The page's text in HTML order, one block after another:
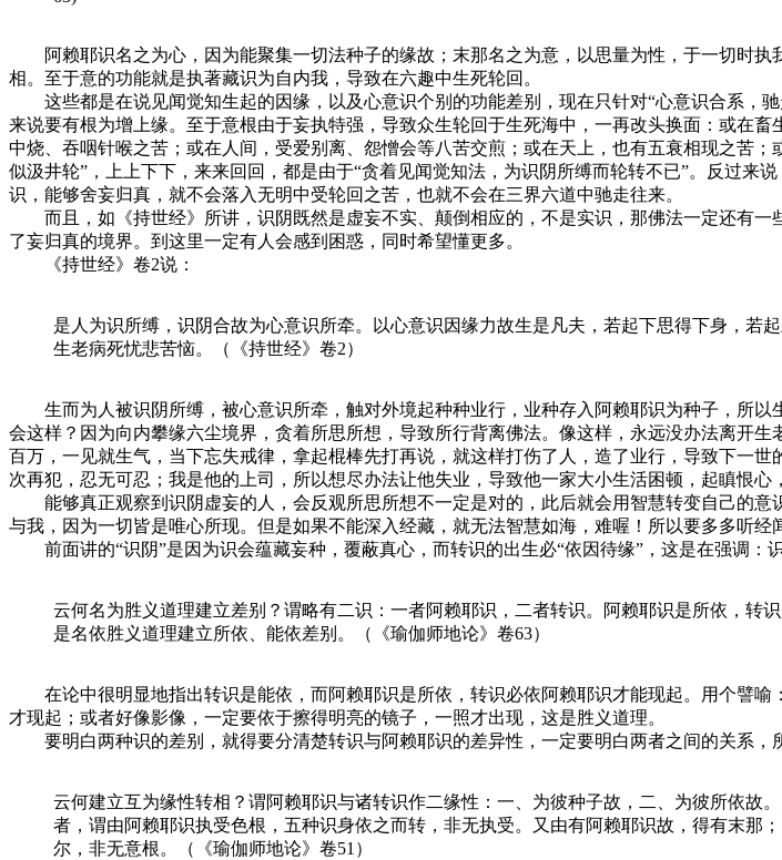
阿赖耶识名之为心，因为能聚集一切法种子的缘故；末那名之为意，以思量为性，于一切时执
相。至于意的功能就是执著藏识为自内我，导致在六趣中生死轮回。
这些都是在说见闻觉知生起的因缘，以及心意识个别的功能差别，现在只针对“心意识合系，
来说要有根为增上缘。至于意根由于妄执特强，导致众生轮回于生死海中，一再改头换面：或在
中烧、吞咽针喉之苦；或在人间，受爱别离、怨憎会等八苦交煎；或在天上，也有五衰相现之苦
似汲井轮”，上上下下，来来回回，都是由于“贪着见闻觉知法，为识阴所缚而轮转不已”。反过
识，能够舍妄归真，就不会落入无明中受轮回之苦，也就不会在三界六道中驰走往来。
而且，如《持世经》所讲，识阴既然是虚妄不实、颠倒相应的，不是实识，那佛法一定还有一
了妄归真的境界。到这里一定有人会感到困惑，同时希望懂更多。
《持世经》卷2说：
是人为识所缚，识阴合故为心意识所牵。以心意识因缘力故生是凡夫，若起下思得下身，
生老病死忧悲苦恼。（《持世经》卷2）
生而为人被识阴所缚，被心意识所牵，触对外境起种种业行，业种存入阿赖耶识为种子，所以
会这样？因为向内攀缘六尘境界，贪着所思所想，导致所行背离佛法。像这样，永远没办法离开
百万，一见就生气，当下忘失戒律，拿起棍棒先打再说，就这样打伤了人，造了业行，导致下一
次再犯，忍无可忍；我是他的上司，所以想尽办法让他失业，导致他一家大小生活困顿，起瞋恨心
能够真正观察到识阴虚妄的人，会反观所思所想不一定是对的，此后就会用智慧转变自己的意
与我，因为一切皆是唯心所现。但是如果不能深入经藏，就无法智慧如海，难喔！所以要多多听经
前面讲的“识阴”是因为识会蕴藏妄种，覆蔽真心，而转识的出生必“依因待缘”，这是在强调：
云何名为胜义道理建立差别？谓略有二识：一者阿赖耶识，二者转识。阿赖耶识是所依，
是名依胜义道理建立所依、能依差别。（《瑜伽师地论》卷63）
在论中很明显地指出转识是能依，而阿赖耶识是所依，转识必依阿赖耶识才能现起。用个譬喻
才现起；或者好像影像，一定要依于擦得明亮的镜子，一照才出现，这是胜义道理。
要明白两种识的差别，就得要分清楚转识与阿赖耶识的差异性，一定要明白两者之间的关系，
云何建立互为缘性转相？谓阿赖耶识与诸转识作二缘性：一、为彼种子故，二、为彼所依故
者，谓由阿赖耶识执受色根，五种识身依之而转，非无执受。又由有阿赖耶识故，得有末
尔，非无意根。（《瑜伽师地论》卷51）